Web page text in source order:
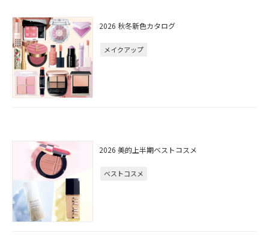
2026 秋冬新色カタログ
メイクアップ
2026 美的上半期ベストコスメ
ベストコスメ